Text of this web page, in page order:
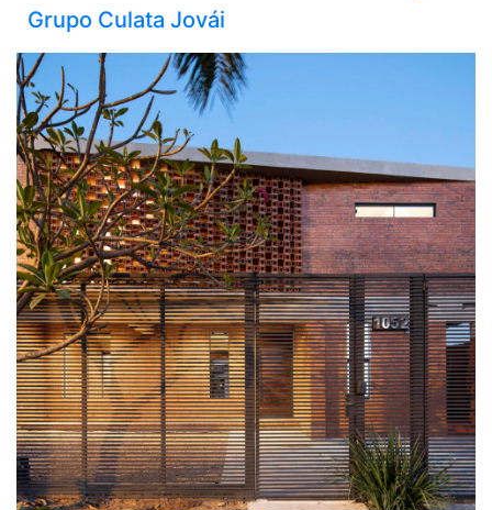
Grupo Culata Jovái